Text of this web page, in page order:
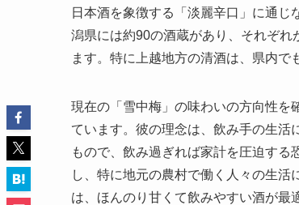
日本酒を象徴する「淡麗辛口」に通
潟県には約90の酒蔵があり、それぞ
ます。特に上越地方の清酒は、県内で
現在の「雪中梅」の味わいの方向性を
ています。彼の理念は、飲み手の生活
もので、飲み過ぎれば家計を圧迫す
し、特に地元の農村で働く人々の生
は、ほんのり甘くて飲みやすい酒が最